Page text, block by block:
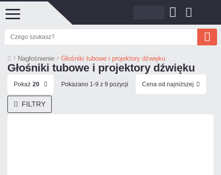
Nagłośnienie Głośniki tubowe i projektory dźwięku
Głośniki tubowe i projektory dźwięku
Pokaż 20 Pokazano 1-9 z 9 pozycji Cena od najniższej
FILTRY